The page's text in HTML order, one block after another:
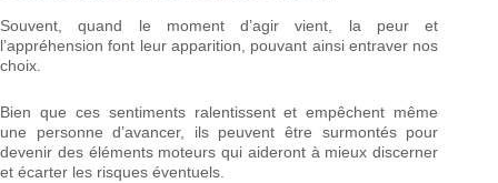
Souvent, quand le moment d’agir vient, la peur et
l’appréhension font leur apparition, pouvant ainsi entraver nos
choix.
Bien que ces sentiments ralentissent et empêchent même
une personne d’avancer, ils peuvent être surmontés pour
devenir des éléments moteurs qui aideront à mieux discerner
et écarter les risques éventuels.